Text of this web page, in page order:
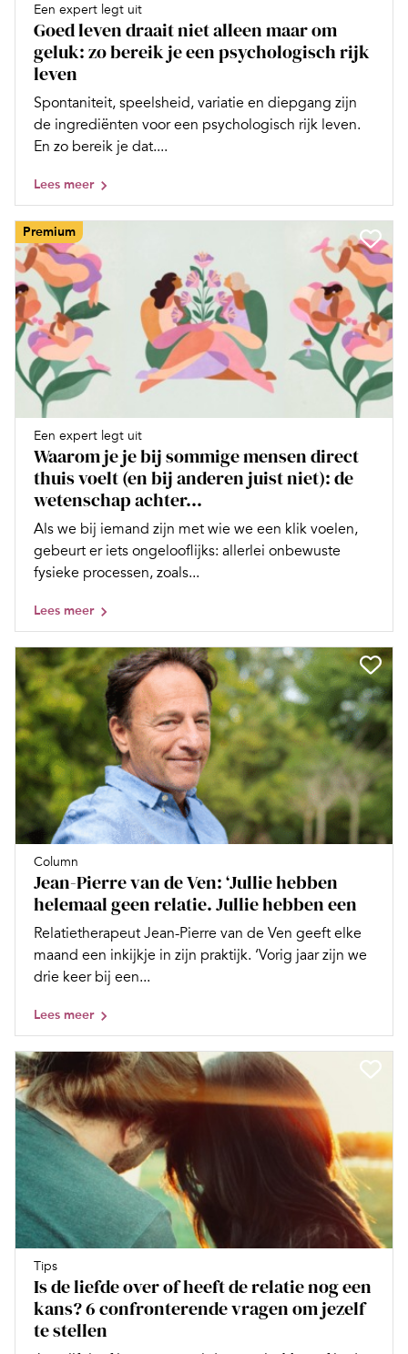
Een expert legt uit
Goed leven draait niet alleen maar om
geluk: zo bereik je een psychologisch rijk
leven
Spontaniteit, speelsheid, variatie en diepgang zijn
de ingrediënten voor een psychologisch rijk leven.
En zo bereik je dat....
Lees meer
Premium
Een expert legt uit
Waarom je je bij sommige mensen direct
thuis voelt (en bij anderen juist niet): de
wetenschap achter...
Als we bij iemand zijn met wie we een klik voelen,
gebeurt er iets ongelooflijks: allerlei onbewuste
fysieke processen, zoals...
Lees meer
Column
Jean-Pierre van de Ven: ‘Jullie hebben
helemaal geen relatie. Jullie hebben een
Relatietherapeut Jean-Pierre van de Ven geeft elke
maand een inkijkje in zijn praktijk. ‘Vorig jaar zijn we
drie keer bij een...
Lees meer
Tips
Is de liefde over of heeft de relatie nog een
kans? 6 confronterende vragen om jezelf
te stellen